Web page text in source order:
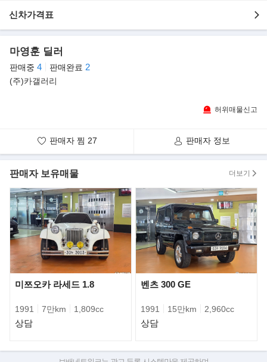
- 무사고 운행
- 고급스러운 투톤 바디
- 럭셔리한 베이지 인테리어
- 깔끔하게 관리된 내,외관 보유
구매상담은 통화로만 가능합니다. (얼마냐는 문자 사절합니다.)
1955년부터 제작되기 시작한 실버 클라우드는 롤스로이스의 마지
막 6기통 엔진을 사용한 실버 클라우드Ⅰ과
8기통 6,230cc 엔진을 사용한 실버 클라우드Ⅱ, 디자인이 현대의 모
습을 갖추기 시작한 실버 클라우드Ⅲ
총 3세대에 거쳐 출시되었다.
신차가격표
마영훈 딜러
판매중 4 판매완료 2
(주)카갤러리
허위매물신고
판매자 찜 27 판매자 정보
판매자 보유매물 더보기
미쯔오카 라세드 1.8
1991 7만km 1,809cc
상담
벤츠 300 GE
1991 15만km 2,960cc
상담